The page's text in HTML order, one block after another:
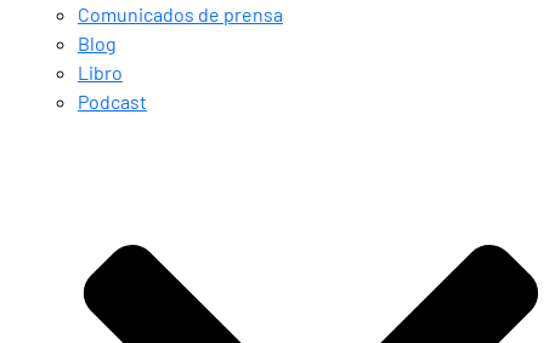
Comunicados de prensa
Blog
Libro
Podcast